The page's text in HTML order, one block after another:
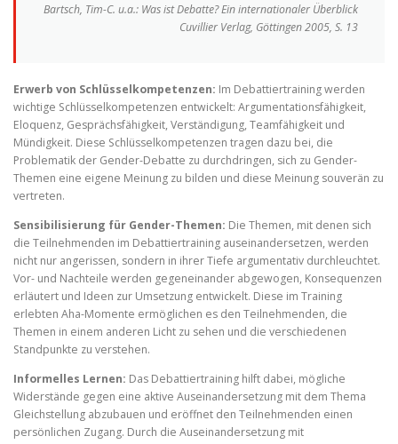
Bartsch, Tim-C. u.a.: Was ist Debatte? Ein internationaler Überblick
Cuvillier Verlag, Göttingen 2005, S. 13
Erwerb von Schlüsselkompetenzen: Im Debattiertraining werden
wichtige Schlüsselkompetenzen entwickelt: Argumentationsfähigkeit,
Eloquenz, Gesprächsfähigkeit, Verständigung, Teamfähigkeit und
Mündigkeit. Diese Schlüsselkompetenzen tragen dazu bei, die
Problematik der Gender-Debatte zu durchdringen, sich zu Gender-
Themen eine eigene Meinung zu bilden und diese Meinung souverän zu
vertreten.
Sensibilisierung für Gender-Themen: Die Themen, mit denen sich
die Teilnehmenden im Debattiertraining auseinandersetzen, werden
nicht nur angerissen, sondern in ihrer Tiefe argumentativ durchleuchtet.
Vor- und Nachteile werden gegeneinander abgewogen, Konsequenzen
erläutert und Ideen zur Umsetzung entwickelt. Diese im Training
erlebten Aha-Momente ermöglichen es den Teilnehmenden, die
Themen in einem anderen Licht zu sehen und die verschiedenen
Standpunkte zu verstehen.
Informelles Lernen: Das Debattiertraining hilft dabei, mögliche
Widerstände gegen eine aktive Auseinandersetzung mit dem Thema
Gleichstellung abzubauen und eröffnet den Teilnehmenden einen
persönlichen Zugang. Durch die Auseinandersetzung mit